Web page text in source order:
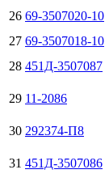
26 69-3507020-10
27 69-3507018-10
28 451Д-3507087
29 11-2086
30 292374-П8
31 451Д-3507086